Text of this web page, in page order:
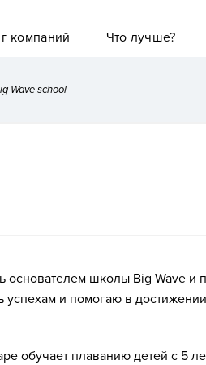
компаний
Что лучше?
Wave school
основателем школы Big Wave и
успехам и помогаю в
обучает плаванию детей с 5